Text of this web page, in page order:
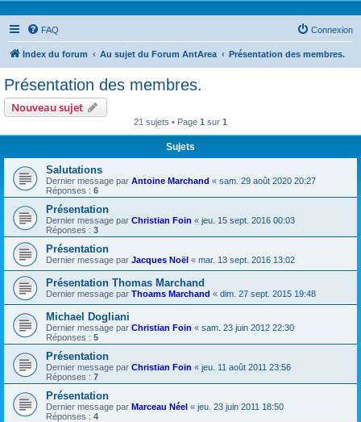
FAQ Connexion
Index du forum Au sujet du Forum AntArea Présentation des membres.
Présentation des membres.
Nouveau sujet
21 sujets • Page 1 sur 1
Sujets
Salutations
Dernier message par Antoine Marchand « sam. 29 août 2020 20:27
Réponses : 6
Présentation
Dernier message par Christian Foin « jeu. 15 sept. 2016 00:03
Réponses : 3
Présentation
Dernier message par Jacques Noël « mar. 13 sept. 2016 13:02
Présentation Thomas Marchand
Dernier message par Thoams Marchand « dim. 27 sept. 2015 19:48
Michael Dogliani
Dernier message par Christian Foin « sam. 23 juin 2012 22:30
Réponses : 5
Présentation
Dernier message par Christian Foin « jeu. 11 août 2011 23:56
Réponses : 7
Présentation
Dernier message par Marceau Néel « jeu. 23 juin 2011 18:50
Réponses : 4